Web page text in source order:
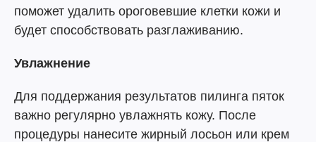
поможет удалить ороговевшие клетки кожи и
будет способствовать разглаживанию.
Увлажнение
Для поддержания результатов пилинга пяток
важно регулярно увлажнять кожу. После
процедуры нанесите жирный лосьон или крем